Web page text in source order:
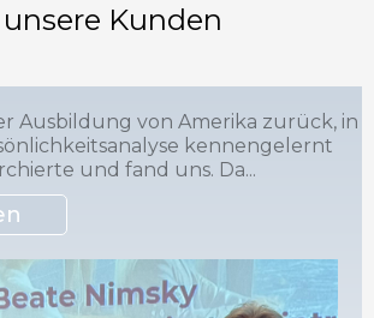
Kunden
Ausbildung von Amerika zurück, in
kennengelernt
und fand uns. Da...